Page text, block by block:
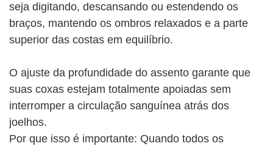
seja digitando, descansando ou estendendo os
braços, mantendo os ombros relaxados e a parte
superior das costas em equilíbrio.
O ajuste da profundidade do assento garante que
suas coxas estejam totalmente apoiadas sem
interromper a circulação sanguínea atrás dos
joelhos.
Por que isso é importante: Quando todos os